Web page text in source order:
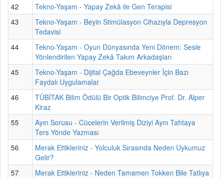
42
Tekno-Yaşam - Yapay Zekâ ile Gen Terapisi
43
Tekno-Yaşam - Beyin Stimülasyon Cihazıyla Depresyon
Tedavisi
44
Tekno-Yaşam - Oyun Dünyasında Yeni Dönem: Sesle
Yönlendirilen Yapay Zekâ Takım Arkadaşları
45
Tekno-Yaşam - Dijital Çağda Ebeveynler İçin Bazı
Faydalı Uygulamalar
46
TÜBİTAK Bilim Ödülü Bir Optik Bilimciye Prof. Dr. Alper
Kiraz
55
Ayın Sorusu - Cücelerin Verilmiş Diziyi Aynı Tahtaya
Ters Yönde Yazması
56
Merak Ettikleriniz - Yolculuk Sırasında Neden Uykumuz
Gelir?
57
Merak Ettikleriniz - Neden Tamamen Tokken Bile Tatlıya